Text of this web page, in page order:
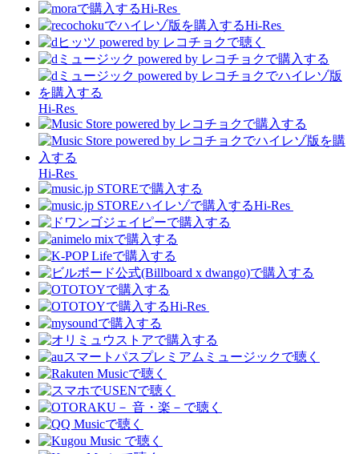
Hi-Res
Hi-Res
Hi-Res
Hi-Res
Hi-Res
Hi-Res